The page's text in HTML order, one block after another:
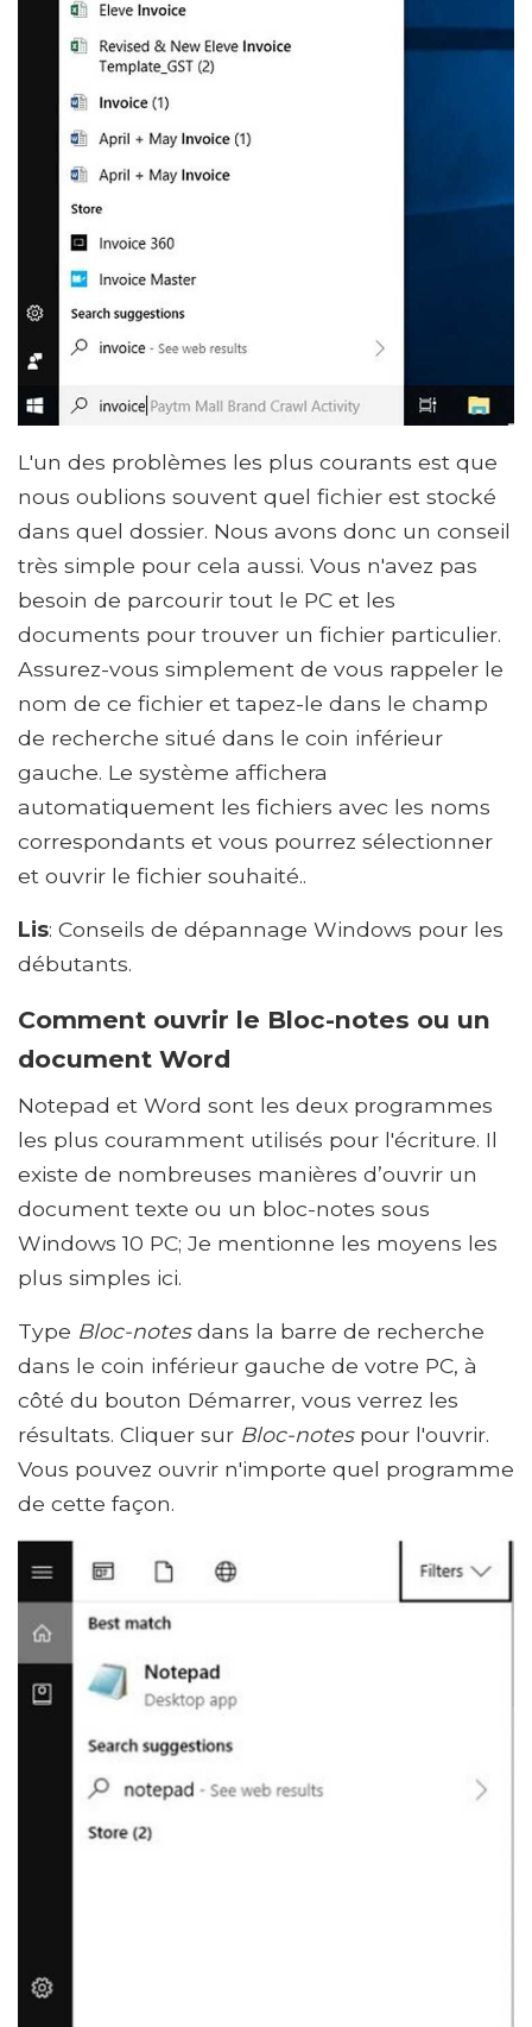
L'un des problèmes les plus courants est que
nous oublions souvent quel fichier est stocké
dans quel dossier. Nous avons donc un conseil
très simple pour cela aussi. Vous n'avez pas
besoin de parcourir tout le PC et les
documents pour trouver un fichier particulier.
Assurez-vous simplement de vous rappeler le
nom de ce fichier et tapez-le dans le champ
de recherche situé dans le coin inférieur
gauche. Le système affichera
automatiquement les fichiers avec les noms
correspondants et vous pourrez sélectionner
et ouvrir le fichier souhaité..
Lis: Conseils de dépannage Windows pour les
débutants.
Comment ouvrir le Bloc-notes ou un
document Word
Notepad et Word sont les deux programmes
les plus couramment utilisés pour l'écriture. Il
existe de nombreuses manières d’ouvrir un
document texte ou un bloc-notes sous
Windows 10 PC; Je mentionne les moyens les
plus simples ici.
Type Bloc-notesdans la barre de recherche
dans le coin inférieur gauche de votre PC, à
côté du bouton Démarrer, vous verrez les
résultats. Cliquer sur Bloc-notespour l'ouvrir.
Vous pouvez ouvrir n'importe quel programme
de cette façon.